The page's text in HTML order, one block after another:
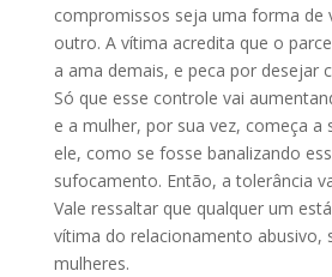
compromissos seja uma forma de
outro. A vítima acredita que o
a ama demais, e peca por desejar
Só que esse controle vai
e a mulher, por sua vez, começa a
ele, como se fosse banalizando
sufocamento. Então, a tolerância
Vale ressaltar que qualquer um
vítima do relacionamento abusivo,
mulheres.